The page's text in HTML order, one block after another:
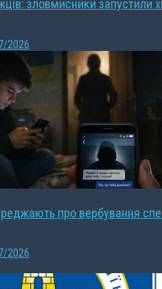
зловмисники запустили
2026
про вербування
2026